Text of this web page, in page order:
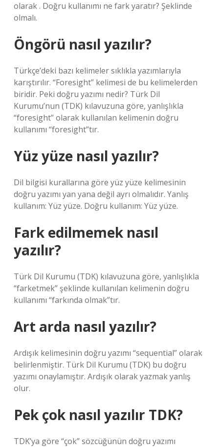
olarak . Doğru kullanımı ne fark yaratır? Şeklinde
olmalı.
Öngörü nasıl yazılır?
Türkçe’deki bazı kelimeler sıklıkla yazımlarıyla
karıştırılır. “Foresight” kelimesi de bu kelimelerden
biridir. Peki doğru yazımı nedir? Türk Dil
Kurumu’nun (TDK) kılavuzuna göre, yanlışlıkla
“foresight” olarak kullanılan kelimenin doğru
kullanımı “foresight”tır.
Yüz yüze nasıl yazılır?
Dil bilgisi kurallarına göre yüz yüze kelimesinin
doğru yazımı yan yana değil ayrı olmalıdır. Yanlış
kullanım: Yüz yüze. Doğru kullanım: Yüz yüze.
Fark edilmemek nasıl
yazılır?
Türk Dil Kurumu (TDK) kılavuzuna göre, yanlışlıkla
“farketmek” şeklinde kullanılan kelimenin doğru
kullanımı “farkında olmak”tır.
Art arda nasıl yazılır?
Ardışık kelimesinin doğru yazımı “sequential” olarak
belirlenmiştir. Türk Dil Kurumu (TDK) bu doğru
yazımı onaylamıştır. Ardışık olarak yazmak yanlış
olur.
Pek çok nasıl yazılır TDK?
TDK’ya göre “çok” sözcüğünün doğru yazımı